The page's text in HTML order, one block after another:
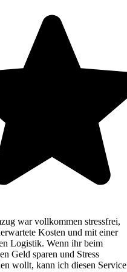
war vollkommen stressfrei,
Kosten und mit einer
Logistik. Wenn ihr beim
Geld sparen und Stress
wollt, kann ich diesen Service